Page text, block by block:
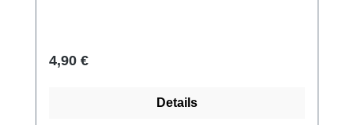
Regulärer Preis:
4,90 €
Details